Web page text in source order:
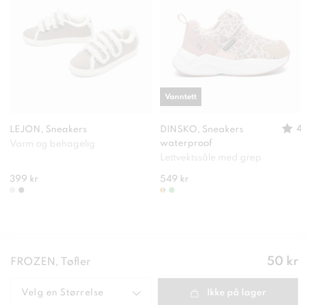
LEJON, Sneakers
Varm og behagelig
399 kr
DINSKO, Sneakers
waterproof
4
Lettvektssåle med grep
549 kr
Vanntett
FROZEN, Tøfler Pris:
50 kr
Velg en Størrelse Ikke på lager